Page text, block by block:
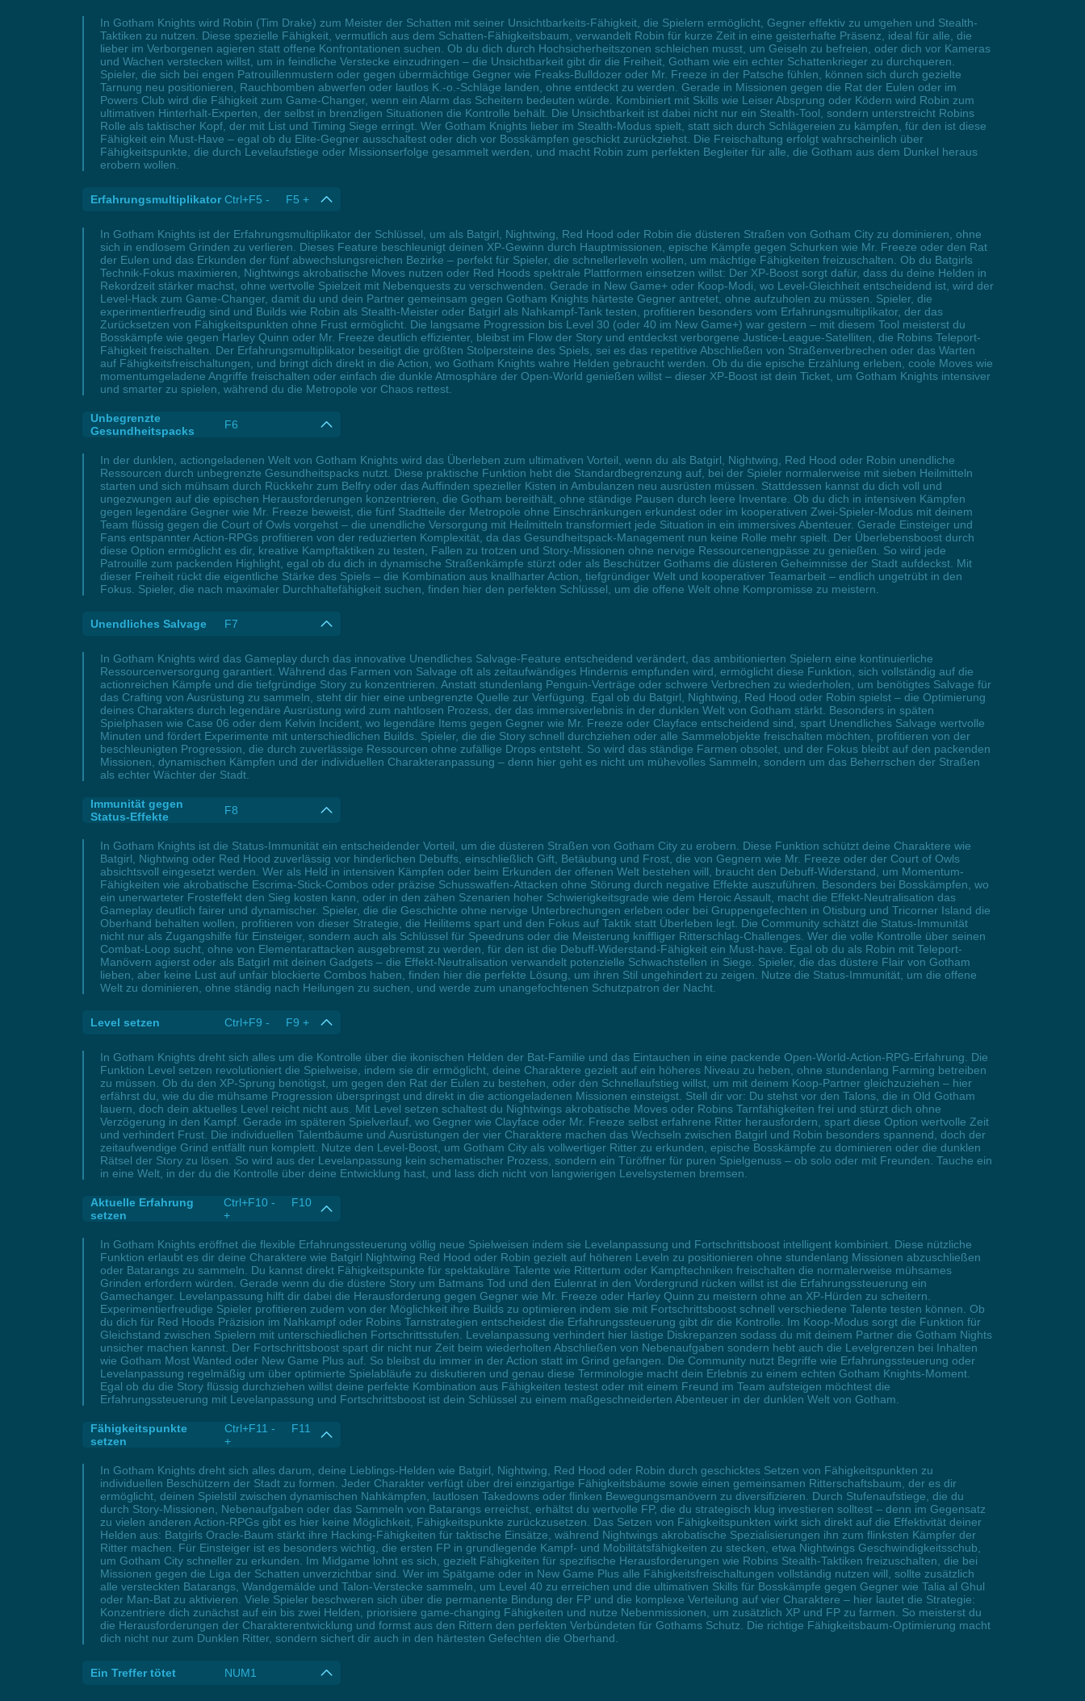
In Gotham Knights wird Robin (Tim Drake) zum Meister der Schatten mit seiner Unsichtbarkeits-Fähigkeit, die Spielern ermöglicht, Gegner effektiv zu umgehen und Stealth-
Taktiken zu nutzen. Diese spezielle Fähigkeit, vermutlich aus dem Schatten-Fähigkeitsbaum, verwandelt Robin für kurze Zeit in eine geisterhafte Präsenz, ideal für alle, die
lieber im Verborgenen agieren statt offene Konfrontationen suchen. Ob du dich durch Hochsicherheitszonen schleichen musst, um Geiseln zu befreien, oder dich vor Kameras
und Wachen verstecken willst, um in feindliche Verstecke einzudringen – die Unsichtbarkeit gibt dir die Freiheit, Gotham wie ein echter Schattenkrieger zu durchqueren.
Spieler, die sich bei engen Patrouillenmustern oder gegen übermächtige Gegner wie Freaks-Bulldozer oder Mr. Freeze in der Patsche fühlen, können sich durch gezielte
Tarnung neu positionieren, Rauchbomben abwerfen oder lautlos K.-o.-Schläge landen, ohne entdeckt zu werden. Gerade in Missionen gegen die Rat der Eulen oder im
Powers Club wird die Fähigkeit zum Game-Changer, wenn ein Alarm das Scheitern bedeuten würde. Kombiniert mit Skills wie Leiser Absprung oder Ködern wird Robin zum
ultimativen Hinterhalt-Experten, der selbst in brenzligen Situationen die Kontrolle behält. Die Unsichtbarkeit ist dabei nicht nur ein Stealth-Tool, sondern unterstreicht Robins
Rolle als taktischer Kopf, der mit List und Timing Siege erringt. Wer Gotham Knights lieber im Stealth-Modus spielt, statt sich durch Schlägereien zu kämpfen, für den ist diese
Fähigkeit ein Must-Have – egal ob du Elite-Gegner ausschaltest oder dich vor Bosskämpfen geschickt zurückziehst. Die Freischaltung erfolgt wahrscheinlich über
Fähigkeitspunkte, die durch Levelaufstiege oder Missionserfolge gesammelt werden, und macht Robin zum perfekten Begleiter für alle, die Gotham aus dem Dunkel heraus
erobern wollen.
Erfahrungsmultiplikator Ctrl+F5 - F5 +
In Gotham Knights ist der Erfahrungsmultiplikator der Schlüssel, um als Batgirl, Nightwing, Red Hood oder Robin die düsteren Straßen von Gotham City zu dominieren, ohne
sich in endlosem Grinden zu verlieren. Dieses Feature beschleunigt deinen XP-Gewinn durch Hauptmissionen, epische Kämpfe gegen Schurken wie Mr. Freeze oder den Rat
der Eulen und das Erkunden der fünf abwechslungsreichen Bezirke – perfekt für Spieler, die schnellerleveln wollen, um mächtige Fähigkeiten freizuschalten. Ob du Batgirls
Technik-Fokus maximieren, Nightwings akrobatische Moves nutzen oder Red Hoods spektrale Plattformen einsetzen willst: Der XP-Boost sorgt dafür, dass du deine Helden in
Rekordzeit stärker machst, ohne wertvolle Spielzeit mit Nebenquests zu verschwenden. Gerade in New Game+ oder Koop-Modi, wo Level-Gleichheit entscheidend ist, wird der
Level-Hack zum Game-Changer, damit du und dein Partner gemeinsam gegen Gotham Knights härteste Gegner antretet, ohne aufzuholen zu müssen. Spieler, die
experimentierfreudig sind und Builds wie Robin als Stealth-Meister oder Batgirl als Nahkampf-Tank testen, profitieren besonders vom Erfahrungsmultiplikator, der das
Zurücksetzen von Fähigkeitspunkten ohne Frust ermöglicht. Die langsame Progression bis Level 30 (oder 40 im New Game+) war gestern – mit diesem Tool meisterst du
Bosskämpfe wie gegen Harley Quinn oder Mr. Freeze deutlich effizienter, bleibst im Flow der Story und entdeckst verborgene Justice-League-Satelliten, die Robins Teleport-
Fähigkeit freischalten. Der Erfahrungsmultiplikator beseitigt die größten Stolpersteine des Spiels, sei es das repetitive Abschließen von Straßenverbrechen oder das Warten
auf Fähigkeitsfreischaltungen, und bringt dich direkt in die Action, wo Gotham Knights wahre Helden gebraucht werden. Ob du die epische Erzählung erleben, coole Moves wie
momentumgeladene Angriffe freischalten oder einfach die dunkle Atmosphäre der Open-World genießen willst – dieser XP-Boost ist dein Ticket, um Gotham Knights intensiver
und smarter zu spielen, während du die Metropole vor Chaos rettest.
Unbegrenzte
Gesundheitspacks
F6
In der dunklen, actiongeladenen Welt von Gotham Knights wird das Überleben zum ultimativen Vorteil, wenn du als Batgirl, Nightwing, Red Hood oder Robin unendliche
Ressourcen durch unbegrenzte Gesundheitspacks nutzt. Diese praktische Funktion hebt die Standardbegrenzung auf, bei der Spieler normalerweise mit sieben Heilmitteln
starten und sich mühsam durch Rückkehr zum Belfry oder das Auffinden spezieller Kisten in Ambulanzen neu ausrüsten müssen. Stattdessen kannst du dich voll und
ungezwungen auf die epischen Herausforderungen konzentrieren, die Gotham bereithält, ohne ständige Pausen durch leere Inventare. Ob du dich in intensiven Kämpfen
gegen legendäre Gegner wie Mr. Freeze beweist, die fünf Stadtteile der Metropole ohne Einschränkungen erkundest oder im kooperativen Zwei-Spieler-Modus mit deinem
Team flüssig gegen die Court of Owls vorgehst – die unendliche Versorgung mit Heilmitteln transformiert jede Situation in ein immersives Abenteuer. Gerade Einsteiger und
Fans entspannter Action-RPGs profitieren von der reduzierten Komplexität, da das Gesundheitspack-Management nun keine Rolle mehr spielt. Der Überlebensboost durch
diese Option ermöglicht es dir, kreative Kampftaktiken zu testen, Fallen zu trotzen und Story-Missionen ohne nervige Ressourcenengpässe zu genießen. So wird jede
Patrouille zum packenden Highlight, egal ob du dich in dynamische Straßenkämpfe stürzt oder als Beschützer Gothams die düsteren Geheimnisse der Stadt aufdeckst. Mit
dieser Freiheit rückt die eigentliche Stärke des Spiels – die Kombination aus knallharter Action, tiefgründiger Welt und kooperativer Teamarbeit – endlich ungetrübt in den
Fokus. Spieler, die nach maximaler Durchhaltefähigkeit suchen, finden hier den perfekten Schlüssel, um die offene Welt ohne Kompromisse zu meistern.
Unendliches Salvage F7
In Gotham Knights wird das Gameplay durch das innovative Unendliches Salvage-Feature entscheidend verändert, das ambitionierten Spielern eine kontinuierliche
Ressourcenversorgung garantiert. Während das Farmen von Salvage oft als zeitaufwändiges Hindernis empfunden wird, ermöglicht diese Funktion, sich vollständig auf die
actionreichen Kämpfe und die tiefgründige Story zu konzentrieren. Anstatt stundenlang Penguin-Verträge oder schwere Verbrechen zu wiederholen, um benötigtes Salvage für
das Crafting von Ausrüstung zu sammeln, steht dir hier eine unbegrenzte Quelle zur Verfügung. Egal ob du Batgirl, Nightwing, Red Hood oder Robin spielst – die Optimierung
deines Charakters durch legendäre Ausrüstung wird zum nahtlosen Prozess, der das immersiverlebnis in der dunklen Welt von Gotham stärkt. Besonders in späten
Spielphasen wie Case 06 oder dem Kelvin Incident, wo legendäre Items gegen Gegner wie Mr. Freeze oder Clayface entscheidend sind, spart Unendliches Salvage wertvolle
Minuten und fördert Experimente mit unterschiedlichen Builds. Spieler, die die Story schnell durchziehen oder alle Sammelobjekte freischalten möchten, profitieren von der
beschleunigten Progression, die durch zuverlässige Ressourcen ohne zufällige Drops entsteht. So wird das ständige Farmen obsolet, und der Fokus bleibt auf den packenden
Missionen, dynamischen Kämpfen und der individuellen Charakteranpassung – denn hier geht es nicht um mühevolles Sammeln, sondern um das Beherrschen der Straßen
als echter Wächter der Stadt.
Immunität gegen
Status-Effekte
F8
In Gotham Knights ist die Status-Immunität ein entscheidender Vorteil, um die düsteren Straßen von Gotham City zu erobern. Diese Funktion schützt deine Charaktere wie
Batgirl, Nightwing oder Red Hood zuverlässig vor hinderlichen Debuffs, einschließlich Gift, Betäubung und Frost, die von Gegnern wie Mr. Freeze oder der Court of Owls
absichtsvoll eingesetzt werden. Wer als Held in intensiven Kämpfen oder beim Erkunden der offenen Welt bestehen will, braucht den Debuff-Widerstand, um Momentum-
Fähigkeiten wie akrobatische Escrima-Stick-Combos oder präzise Schusswaffen-Attacken ohne Störung durch negative Effekte auszuführen. Besonders bei Bosskämpfen, wo
ein unerwarteter Frosteffekt den Sieg kosten kann, oder in den zähen Szenarien hoher Schwierigkeitsgrade wie dem Heroic Assault, macht die Effekt-Neutralisation das
Gameplay deutlich fairer und dynamischer. Spieler, die die Geschichte ohne nervige Unterbrechungen erleben oder bei Gruppengefechten in Otisburg und Tricorner Island die
Oberhand behalten wollen, profitieren von dieser Strategie, die Heilitems spart und den Fokus auf Taktik statt Überleben legt. Die Community schätzt die Status-Immunität
nicht nur als Zugangshilfe für Einsteiger, sondern auch als Schlüssel für Speedruns oder die Meisterung kniffliger Ritterschlag-Challenges. Wer die volle Kontrolle über seinen
Combat-Loop sucht, ohne von Elementarattacken ausgebremst zu werden, für den ist die Debuff-Widerstand-Fähigkeit ein Must-have. Egal ob du als Robin mit Teleport-
Manövern agierst oder als Batgirl mit deinen Gadgets – die Effekt-Neutralisation verwandelt potenzielle Schwachstellen in Siege. Spieler, die das düstere Flair von Gotham
lieben, aber keine Lust auf unfair blockierte Combos haben, finden hier die perfekte Lösung, um ihren Stil ungehindert zu zeigen. Nutze die Status-Immunität, um die offene
Welt zu dominieren, ohne ständig nach Heilungen zu suchen, und werde zum unangefochtenen Schutzpatron der Nacht.
Level setzen Ctrl+F9 - F9 +
In Gotham Knights dreht sich alles um die Kontrolle über die ikonischen Helden der Bat-Familie und das Eintauchen in eine packende Open-World-Action-RPG-Erfahrung. Die
Funktion Level setzen revolutioniert die Spielweise, indem sie dir ermöglicht, deine Charaktere gezielt auf ein höheres Niveau zu heben, ohne stundenlang Farming betreiben
zu müssen. Ob du den XP-Sprung benötigst, um gegen den Rat der Eulen zu bestehen, oder den Schnellaufstieg willst, um mit deinem Koop-Partner gleichzuziehen – hier
erfährst du, wie du die mühsame Progression überspringst und direkt in die actiongeladenen Missionen einsteigst. Stell dir vor: Du stehst vor den Talons, die in Old Gotham
lauern, doch dein aktuelles Level reicht nicht aus. Mit Level setzen schaltest du Nightwings akrobatische Moves oder Robins Tarnfähigkeiten frei und stürzt dich ohne
Verzögerung in den Kampf. Gerade im späteren Spielverlauf, wo Gegner wie Clayface oder Mr. Freeze selbst erfahrene Ritter herausfordern, spart diese Option wertvolle Zeit
und verhindert Frust. Die individuellen Talentbäume und Ausrüstungen der vier Charaktere machen das Wechseln zwischen Batgirl und Robin besonders spannend, doch der
zeitaufwendige Grind entfällt nun komplett. Nutze den Level-Boost, um Gotham City als vollwertiger Ritter zu erkunden, epische Bosskämpfe zu dominieren oder die dunklen
Rätsel der Story zu lösen. So wird aus der Levelanpassung kein schematischer Prozess, sondern ein Türöffner für puren Spielgenuss – ob solo oder mit Freunden. Tauche ein
in eine Welt, in der du die Kontrolle über deine Entwicklung hast, und lass dich nicht von langwierigen Levelsystemen bremsen.
Aktuelle Erfahrung
setzen
Ctrl+F10 - F10
+
In Gotham Knights eröffnet die flexible Erfahrungssteuerung völlig neue Spielweisen indem sie Levelanpassung und Fortschrittsboost intelligent kombiniert. Diese nützliche
Funktion erlaubt es dir deine Charaktere wie Batgirl Nightwing Red Hood oder Robin gezielt auf höheren Leveln zu positionieren ohne stundenlang Missionen abzuschließen
oder Batarangs zu sammeln. Du kannst direkt Fähigkeitspunkte für spektakuläre Talente wie Rittertum oder Kampftechniken freischalten die normalerweise mühsames
Grinden erfordern würden. Gerade wenn du die düstere Story um Batmans Tod und den Eulenrat in den Vordergrund rücken willst ist die Erfahrungssteuerung ein
Gamechanger. Levelanpassung hilft dir dabei die Herausforderung gegen Gegner wie Mr. Freeze oder Harley Quinn zu meistern ohne an XP-Hürden zu scheitern.
Experimentierfreudige Spieler profitieren zudem von der Möglichkeit ihre Builds zu optimieren indem sie mit Fortschrittsboost schnell verschiedene Talente testen können. Ob
du dich für Red Hoods Präzision im Nahkampf oder Robins Tarnstrategien entscheidest die Erfahrungssteuerung gibt dir die Kontrolle. Im Koop-Modus sorgt die Funktion für
Gleichstand zwischen Spielern mit unterschiedlichen Fortschrittsstufen. Levelanpassung verhindert hier lästige Diskrepanzen sodass du mit deinem Partner die Gotham Nights
unsicher machen kannst. Der Fortschrittsboost spart dir nicht nur Zeit beim wiederholten Abschließen von Nebenaufgaben sondern hebt auch die Levelgrenzen bei Inhalten
wie Gotham Most Wanted oder New Game Plus auf. So bleibst du immer in der Action statt im Grind gefangen. Die Community nutzt Begriffe wie Erfahrungssteuerung oder
Levelanpassung regelmäßig um über optimierte Spielabläufe zu diskutieren und genau diese Terminologie macht dein Erlebnis zu einem echten Gotham Knights-Moment.
Egal ob du die Story flüssig durchziehen willst deine perfekte Kombination aus Fähigkeiten testest oder mit einem Freund im Team aufsteigen möchtest die
Erfahrungssteuerung mit Levelanpassung und Fortschrittsboost ist dein Schlüssel zu einem maßgeschneiderten Abenteuer in der dunklen Welt von Gotham.
Fähigkeitspunkte
setzen
Ctrl+F11 - F11
+
In Gotham Knights dreht sich alles darum, deine Lieblings-Helden wie Batgirl, Nightwing, Red Hood oder Robin durch geschicktes Setzen von Fähigkeitspunkten zu
individuellen Beschützern der Stadt zu formen. Jeder Charakter verfügt über drei einzigartige Fähigkeitsbäume sowie einen gemeinsamen Ritterschaftsbaum, der es dir
ermöglicht, deinen Spielstil zwischen dynamischen Nahkämpfen, lautlosen Takedowns oder flinken Bewegungsmanövern zu diversifizieren. Durch Stufenaufstiege, die du
durch Story-Missionen, Nebenaufgaben oder das Sammeln von Batarangs erreichst, erhältst du wertvolle FP, die du strategisch klug investieren solltest – denn im Gegensatz
zu vielen anderen Action-RPGs gibt es hier keine Möglichkeit, Fähigkeitspunkte zurückzusetzen. Das Setzen von Fähigkeitspunkten wirkt sich direkt auf die Effektivität deiner
Helden aus: Batgirls Oracle-Baum stärkt ihre Hacking-Fähigkeiten für taktische Einsätze, während Nightwings akrobatische Spezialisierungen ihn zum flinksten Kämpfer der
Ritter machen. Für Einsteiger ist es besonders wichtig, die ersten FP in grundlegende Kampf- und Mobilitätsfähigkeiten zu stecken, etwa Nightwings Geschwindigkeitsschub,
um Gotham City schneller zu erkunden. Im Midgame lohnt es sich, gezielt Fähigkeiten für spezifische Herausforderungen wie Robins Stealth-Taktiken freizuschalten, die bei
Missionen gegen die Liga der Schatten unverzichtbar sind. Wer im Spätgame oder in New Game Plus alle Fähigkeitsfreischaltungen vollständig nutzen will, sollte zusätzlich
alle versteckten Batarangs, Wandgemälde und Talon-Verstecke sammeln, um Level 40 zu erreichen und die ultimativen Skills für Bosskämpfe gegen Gegner wie Talia al Ghul
oder Man-Bat zu aktivieren. Viele Spieler beschweren sich über die permanente Bindung der FP und die komplexe Verteilung auf vier Charaktere – hier lautet die Strategie:
Konzentriere dich zunächst auf ein bis zwei Helden, priorisiere game-changing Fähigkeiten und nutze Nebenmissionen, um zusätzlich XP und FP zu farmen. So meisterst du
die Herausforderungen der Charakterentwicklung und formst aus den Rittern den perfekten Verbündeten für Gothams Schutz. Die richtige Fähigkeitsbaum-Optimierung macht
dich nicht nur zum Dunklen Ritter, sondern sichert dir auch in den härtesten Gefechten die Oberhand.
Ein Treffer tötet NUM1